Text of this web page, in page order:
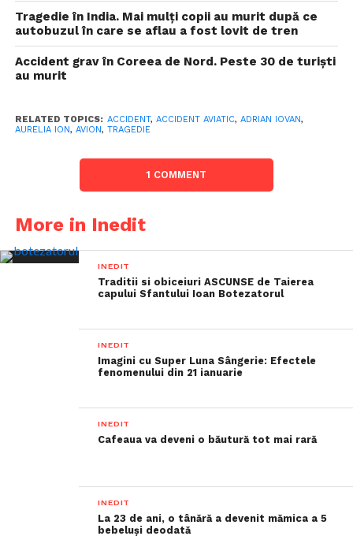
Tragedie în India. Mai mulți copii au murit după ce
autobuzul în care se aflau a fost lovit de tren
Accident grav în Coreea de Nord. Peste 30 de turiști
au murit
RELATED TOPICS: ACCIDENT, ACCIDENT AVIATIC, ADRIAN IOVAN,
AURELIA ION, AVION, TRAGEDIE
1 COMMENT
More in Inedit
INEDIT
Traditii si obiceiuri ASCUNSE de Taierea
capului Sfantului Ioan Botezatorul
INEDIT
Imagini cu Super Luna Sângerie: Efectele
fenomenului din 21 ianuarie
INEDIT
Cafeaua va deveni o băutură tot mai rară
INEDIT
La 23 de ani, o tânără a devenit mămica a 5
bebeluși deodată